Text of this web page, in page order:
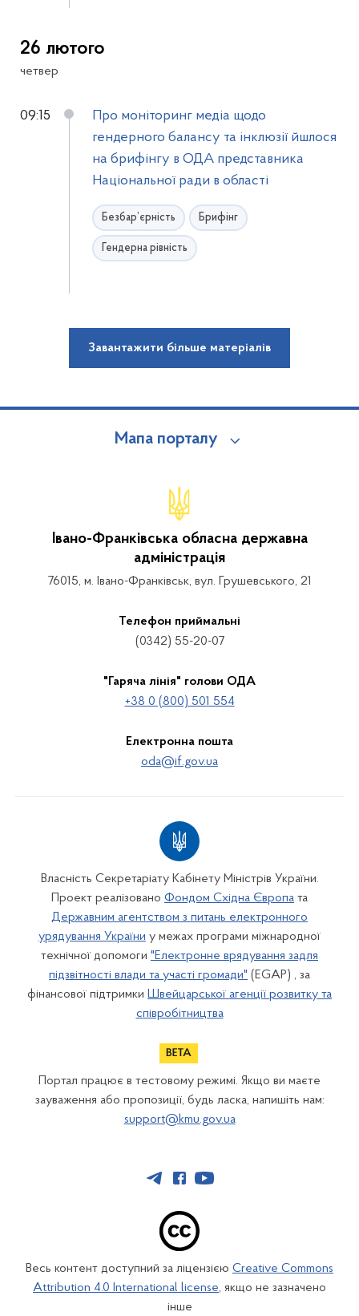
26 лютого
четвер
09:15
Про моніторинг медіа щодо
гендерного балансу та інклюзії йшлося
на брифінгу в ОДА представника
Національної ради в області
Безбар’єрність Брифінг
Гендерна рівність
Завантажити більше матеріалів
Мапа порталу
Івано-Франківська обласна державна
адміністрація
76015, м. Івано-Франківськ, вул. Грушевського, 21
Телефон приймальні
(0342) 55-20-07
"Гаряча лінія" голови ОДА
+38 0 (800) 501 554
Електронна пошта
oda@if.gov.ua
Власність Секретаріату Кабінету Міністрів України.
Проект реалізовано Фондом Східна Європа та
Державним агентством з питань електронного
урядування України у межах програми міжнародної
технічної допомоги "Електронне врядування задля
підзвітності влади та участі громади" (EGAP) , за
фінансової підтримки Швейцарської агенції розвитку та
співробітництва
Портал працює в тестовому режимі. Якщо ви маєте
зауваження або пропозиції, будь ласка, напишіть нам:
support@kmu.gov.ua
Весь контент доступний за ліцензією Creative Commons
Attribution 4.0 International license, якщо не зазначено
інше